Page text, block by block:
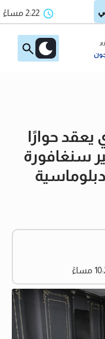
2:22 مساءً
حوارًا
سنغافورة